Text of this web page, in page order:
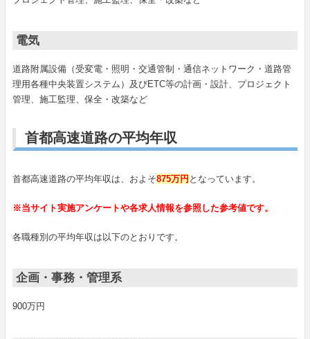
電気
道路附属設備（受変電・照明・交通管制・通信ネットワーク・道路管
理用各種中央装置システム）及びETC等の計画・設計、プロジェクト
管理、施工監理、保全・改築など
首都高速道路の平均年収
首都高速道路の平均年収は、およそ875万円 となっています。
※当サイト実施アンケートや各求人情報を参照した参考値です。
各職種別の平均年収は以下のとおりです。
企画・事務・管理系
900万円